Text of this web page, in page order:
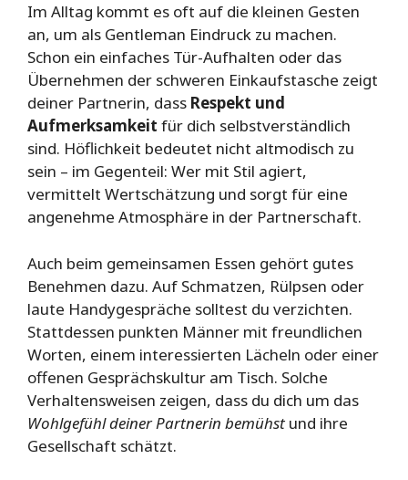
Im Alltag kommt es oft auf die kleinen Gesten
an, um als Gentleman Eindruck zu machen.
Schon ein einfaches Tür-Aufhalten oder das
Übernehmen der schweren Einkaufstasche zeigt
deiner Partnerin, dass Respekt und
Aufmerksamkeit für dich selbstverständlich
sind. Höflichkeit bedeutet nicht altmodisch zu
sein – im Gegenteil: Wer mit Stil agiert,
vermittelt Wertschätzung und sorgt für eine
angenehme Atmosphäre in der Partnerschaft.
Auch beim gemeinsamen Essen gehört gutes
Benehmen dazu. Auf Schmatzen, Rülpsen oder
laute Handygespräche solltest du verzichten.
Stattdessen punkten Männer mit freundlichen
Worten, einem interessierten Lächeln oder einer
offenen Gesprächskultur am Tisch. Solche
Verhaltensweisen zeigen, dass du dich um das
Wohlgefühl deiner Partnerin bemühst und ihre
Gesellschaft schätzt.